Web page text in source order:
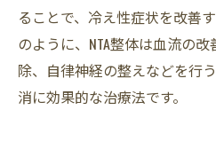
ることで、冷え性症状を改善
のように、NTA整体は血流の
除、自律神経の整えなどを行
消に効果的な治療法です。